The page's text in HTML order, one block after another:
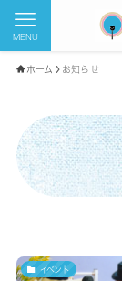
MENU
ホーム お知らせ
イベント